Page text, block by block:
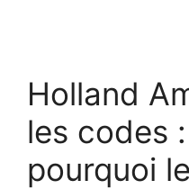
Holland
les codes
pourquoi